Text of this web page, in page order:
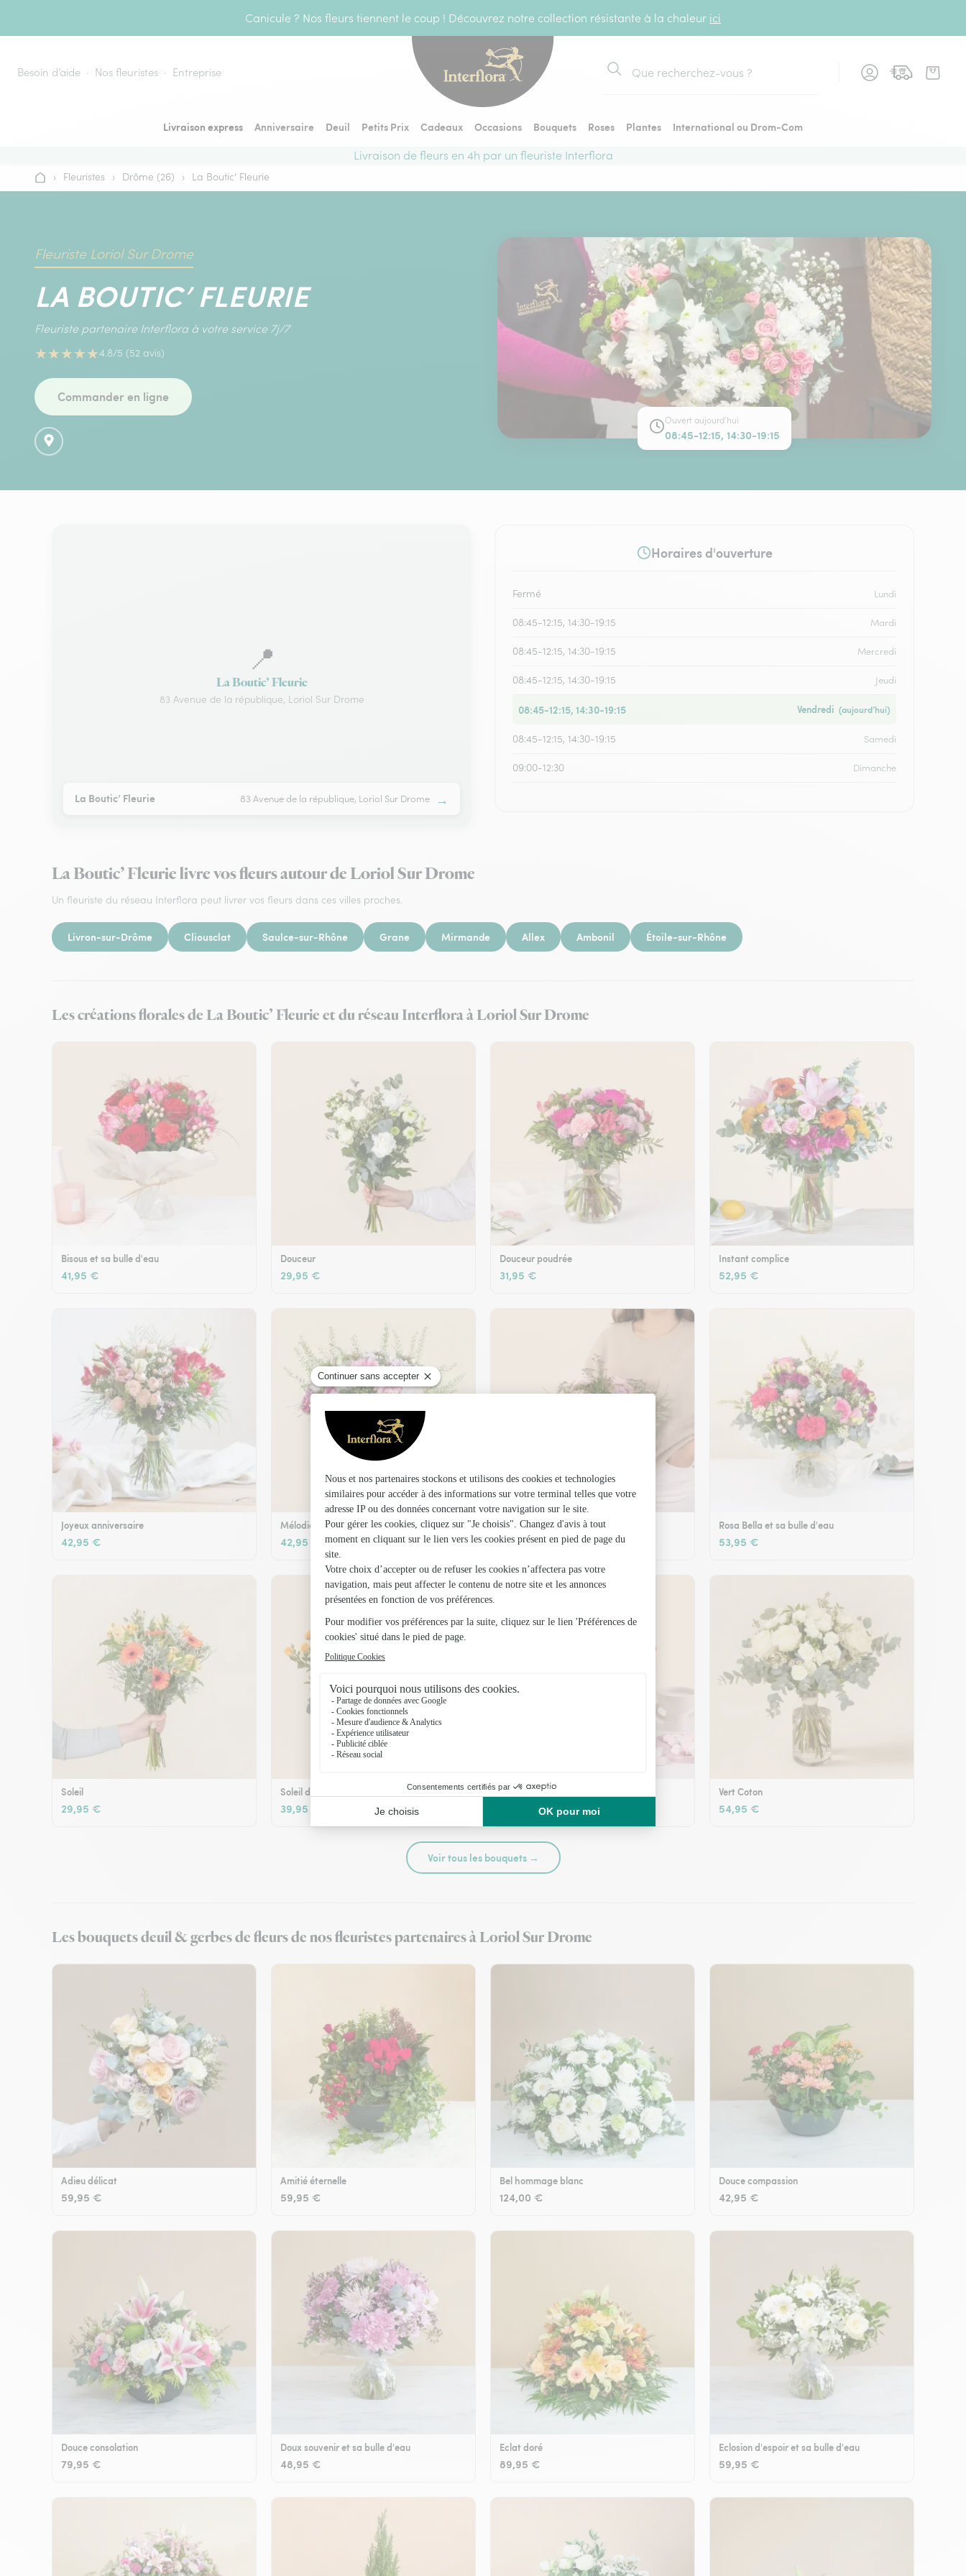
Canicule ? Nos fleurs tiennent le coup ! Découvrez notre collection résistante à la chaleur ici
Besoin d’aide Nos fleuristes Entreprise
Rechercher
Livraison express Anniversaire Deuil Petits Prix Cadeaux Occasions Bouquets Roses Plantes
International ou Drom-Com
Livraison de fleurs en 4h par un fleuriste Interflora
Accueil
› Fleuristes › Drôme (26) › La Boutic’ Fleurie
Fleuriste Loriol Sur Drome
LA BOUTIC’ FLEURIE
Fleuriste partenaire Interflora à votre service 7j/7
★★★★★4.8/5 (52 avis)
Commander en ligne
Ouvert aujourd'hui
08:45-12:15, 14:30-19:15
📍
La Boutic’ Fleurie
83 Avenue de la république, Loriol Sur Drome
La Boutic’ Fleurie 83 Avenue de la république, Loriol Sur Drome →
Horaires d'ouverture
Fermé Lundi
08:45-12:15, 14:30-19:15 Mardi
08:45-12:15, 14:30-19:15 Mercredi
08:45-12:15, 14:30-19:15 Jeudi
08:45-12:15, 14:30-19:15 Vendredi (aujourd’hui)
08:45-12:15, 14:30-19:15 Samedi
09:00-12:30 Dimanche
La Boutic’ Fleurie livre vos fleurs autour de Loriol Sur Drome
Un fleuriste du réseau Interflora peut livrer vos fleurs dans ces villes proches.
Livron-sur-Drôme Cliousclat Saulce-sur-Rhône Grane Mirmande Allex Ambonil Étoile-sur-Rhône
Les créations florales de La Boutic’ Fleurie et du réseau Interflora à Loriol Sur Drome
Bisous et sa bulle d'eau
41,95 €
Douceur
29,95 €
Douceur poudrée
31,95 €
Instant complice
52,95 €
Joyeux anniversaire
42,95 €
Mélodie et son vase offert
42,95 €
Plaisir fleuri
36,95 €
Rosa Bella et sa bulle d'eau
53,95 €
Soleil
29,95 €
Soleil d'été
39,95 €
Tutti frutti
44,95 €
Vert Coton
54,95 €
Voir tous les bouquets →
Les bouquets deuil & gerbes de fleurs de nos fleuristes partenaires à Loriol Sur Drome
Adieu délicat
59,95 €
Amitié éternelle
59,95 €
Bel hommage blanc
124,00 €
Douce compassion
42,95 €
Douce consolation
79,95 €
Doux souvenir et sa bulle d'eau
48,95 €
Eclat doré
89,95 €
Eclosion d'espoir et sa bulle d'eau
59,95 €